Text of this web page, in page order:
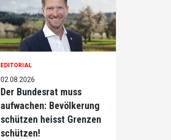
EDITORIAL
02.08.2026
Der Bundesrat muss
aufwachen: Bevölkerung
schützen heisst Grenzen
schützen!